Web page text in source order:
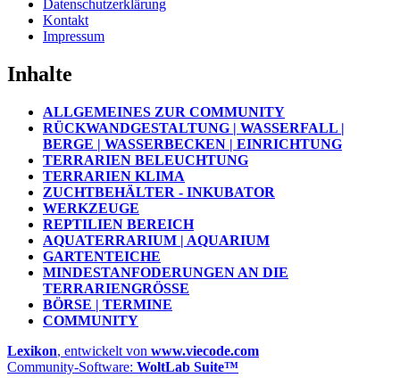
Datenschutzerklärung
Kontakt
Impressum
Inhalte
ALLGEMEINES ZUR COMMUNITY
RÜCKWANDGESTALTUNG | WASSERFALL |
BERGE | WASSERBECKEN | EINRICHTUNG
TERRARIEN BELEUCHTUNG
TERRARIEN KLIMA
ZUCHTBEHÄLTER - INKUBATOR
WERKZEUGE
REPTILIEN BEREICH
AQUATERRARIUM | AQUARIUM
GARTENTEICHE
MINDESTANFODERUNGEN AN DIE
TERRARIENGRÖSSE
BÖRSE | TERMINE
COMMUNITY
Lexikon, entwickelt von www.viecode.com
Community-Software: WoltLab Suite™